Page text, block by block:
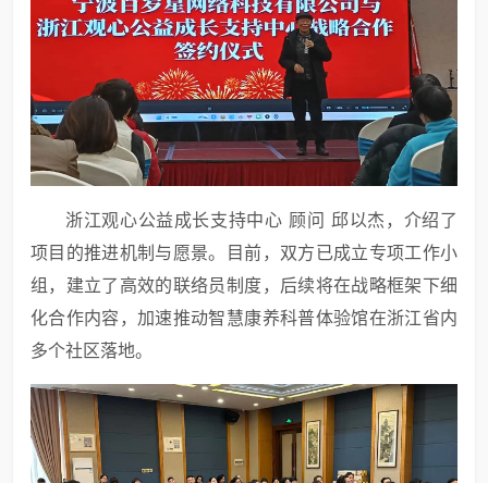
浙江观心公益成长支持中心 顾问 邱以杰，介绍了
项目的推进机制与愿景。目前，双方已成立专项工作小
组，建立了高效的联络员制度，后续将在战略框架下细
化合作内容，加速推动智慧康养科普体验馆在浙江省内
多个社区落地。